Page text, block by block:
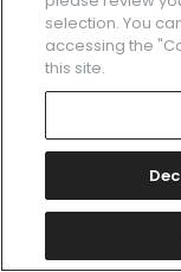
ブランド一覧
関連ブランド一覧
selection. You
accessing the
this site.